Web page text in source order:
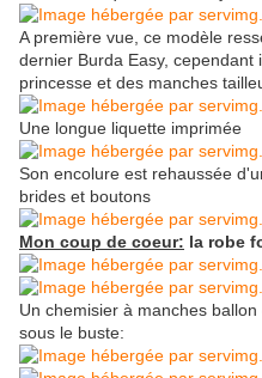
A première vue, ce modèle
dernier Burda Easy, cependant
princesse et des manches
Une longue liquette imprimée
Son encolure est rehaussée
brides et boutons
Mon coup de coeur: la robe
Un chemisier à manches
sous le buste: